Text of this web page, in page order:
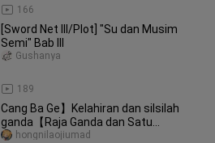
166
[Sword Net III/Plot] "Su dan Musim
Semi" Bab III
189
Gushanya
Cang Ba Ge】Kelahiran dan silsilah
ganda【Raja Ganda dan Satu
RatuJaring Pedang 3】
hongnilaojiumad